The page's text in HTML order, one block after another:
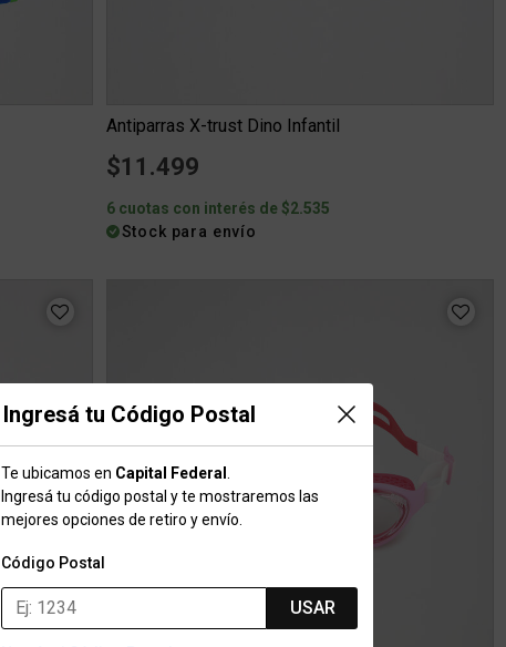
Ingresá tu Código Postal
Te ubicamos en Capital Federal
Ingresá tu código postal y te mostraremos las
mejores opciones de retiro y envío.
Código Postal
USAR
Antiparras X-trust Dino Infantil
$11.499
6 cuotas con interés de $2.535
Stock para envío